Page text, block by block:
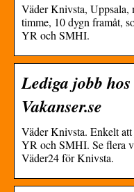
Väder Knivsta, Uppsala,
timme, 10 dygn framåt,
YR och SMHI.
Lediga jobb
Vakanser.se
Väder Knivsta. Enkelt
YR och SMHI. Se flera
Väder24 för Knivsta.